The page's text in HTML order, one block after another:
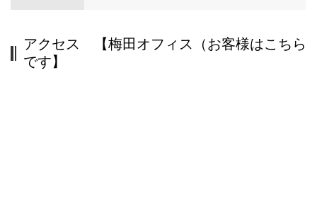
アクセス 【梅田オフィス（お客様はこちら
です】